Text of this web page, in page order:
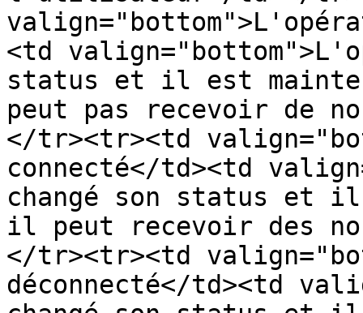
<td
status et il est
peut pas recevoir de
</tr><tr><td
connecté</td><td
changé son status et
il peut recevoir des
</tr><tr><td
déconnecté</td><td